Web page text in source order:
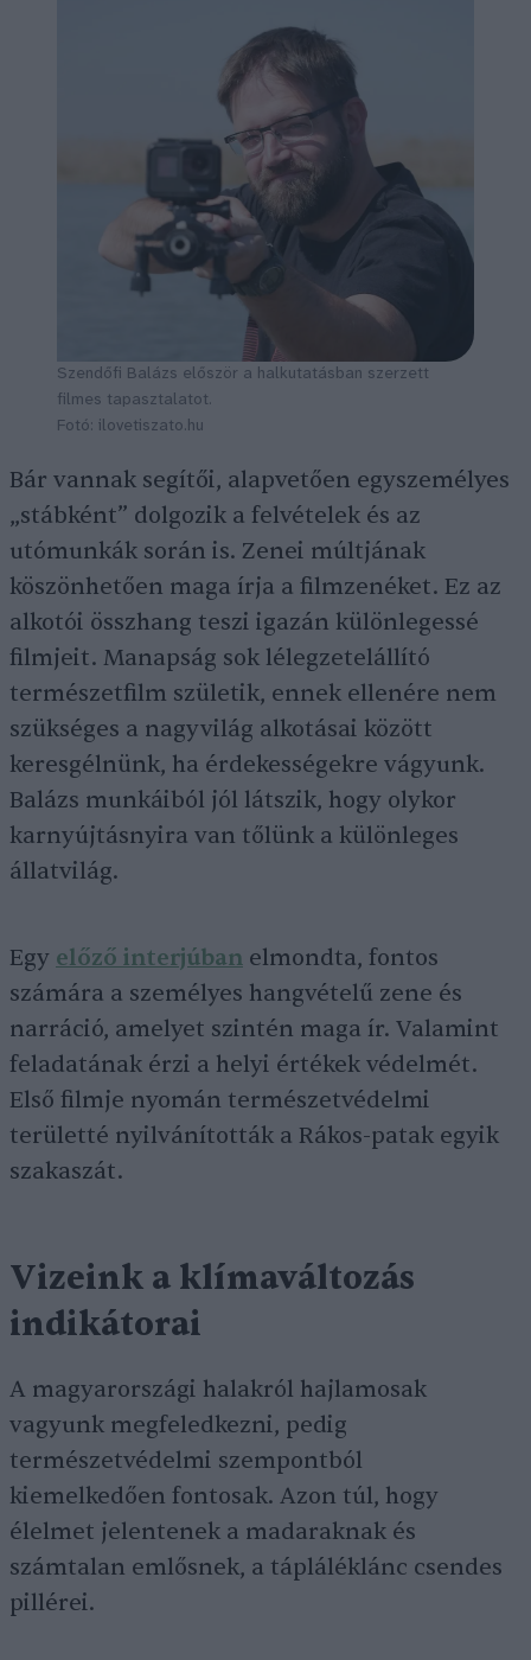
Szendőfi Balázs először a halkutatásban szerzett
filmes tapasztalatot.
Fotó: ilovetiszato.hu
Bár vannak segítői, alapvetően egyszemélyes
„stábként” dolgozik a felvételek és az
utómunkák során is. Zenei múltjának
köszönhetően maga írja a filmzenéket. Ez az
alkotói összhang teszi igazán különlegessé
filmjeit. Manapság sok lélegzetelállító
természetfilm születik, ennek ellenére nem
szükséges a nagyvilág alkotásai között
keresgélnünk, ha érdekességekre vágyunk.
Balázs munkáiból jól látszik, hogy olykor
karnyújtásnyira van tőlünk a különleges
állatvilág.
Egy előző interjúban elmondta, fontos
számára a személyes hangvételű zene és
narráció, amelyet szintén maga ír. Valamint
feladatának érzi a helyi értékek védelmét.
Első filmje nyomán természetvédelmi
területté nyilvánították a Rákos-patak egyik
szakaszát.
Vizeink a klímaváltozás
indikátorai
A magyarországi halakról hajlamosak
vagyunk megfeledkezni, pedig
természetvédelmi szempontból
kiemelkedően fontosak. Azon túl, hogy
élelmet jelentenek a madaraknak és
számtalan emlősnek, a tápláléklánc csendes
pillérei.